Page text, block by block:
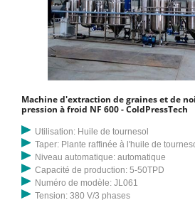
Machine d'extraction de graines et de
pression à froid NF 600 - ColdPressTech
Utilisation: Huile de tournesol
Taper: Plante raffinée à l'huile de
Niveau automatique: automatique
Capacité de production: 5-50TPD
Numéro de modèle: JL061
Tension: 380 V/3 phases